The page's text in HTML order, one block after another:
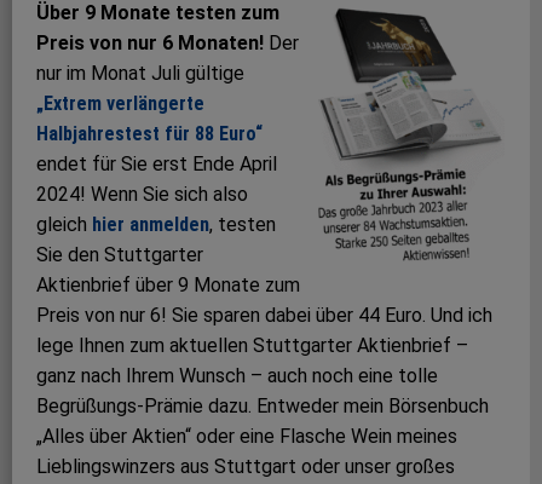
Über 9 Monate testen zum
Preis von nur 6 Monaten! Der
nur im Monat Juli gültige
„Extrem verlängerte
Halbjahrestest für 88 Euro“
endet für Sie erst Ende April
2024! Wenn Sie sich also
gleich hier anmelden, testen
Sie den Stuttgarter
Aktienbrief über 9 Monate zum
Preis von nur 6! Sie sparen dabei über 44 Euro. Und ich
lege Ihnen zum aktuellen Stuttgarter Aktienbrief –
ganz nach Ihrem Wunsch – auch noch eine tolle
Begrüßungs-Prämie dazu. Entweder mein Börsenbuch
„Alles über Aktien“ oder eine Flasche Wein meines
Lieblingswinzers aus Stuttgart oder unser großes